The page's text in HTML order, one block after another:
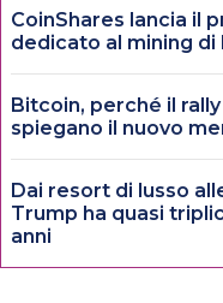
CoinShares lancia il
dedicato al mining di
Bitcoin, perché il
spiegano il nuovo
Dai resort di lusso
Trump ha quasi
anni